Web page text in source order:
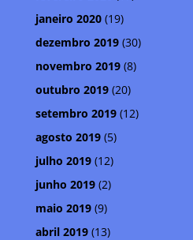
janeiro 2020(19)
dezembro 2019(30)
novembro 2019(8)
outubro 2019(20)
setembro 2019(12)
agosto 2019(5)
julho 2019(12)
junho 2019(2)
maio 2019(9)
abril 2019(13)